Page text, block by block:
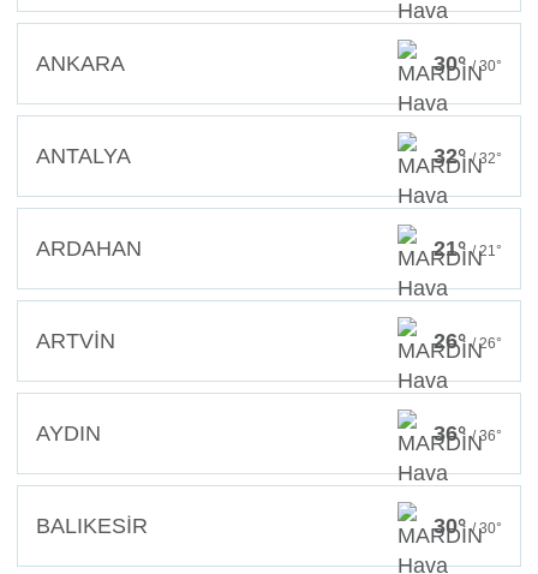
ANKARA 30°/ 30°
ANTALYA 32°/ 32°
ARDAHAN 21°/ 21°
ARTVİN 26°/ 26°
AYDIN 36°/ 36°
BALIKESİR 30°/ 30°